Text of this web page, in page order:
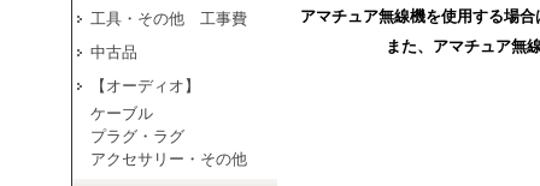
工具・その他 工事費
中古品
【オーディオ】
ケーブル
プラグ・ラグ
アクセサリー・その他
アマチュア無線機を使用する場
また、アマチュア無